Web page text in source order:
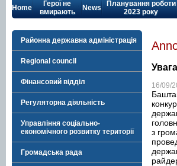
Home
Герої не
вмирають
News
Планування роботи
2023 року
Районна державна адміністрація
Regional council
Фінансовий відділ
Регуляторна діяльність
Управління соціально-
економічного розвитку території
Громадська рада
16/09/
з